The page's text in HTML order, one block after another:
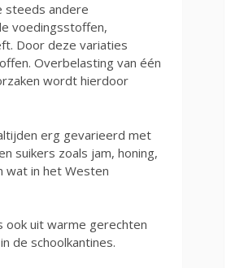
steeds andere
voedingsstoffen,
Door deze variaties
Overbelasting van één
wordt hierdoor
erg gevarieerd met
suikers zoals jam, honing,
wat in het Westen
ook uit warme gerechten
de schoolkantines.